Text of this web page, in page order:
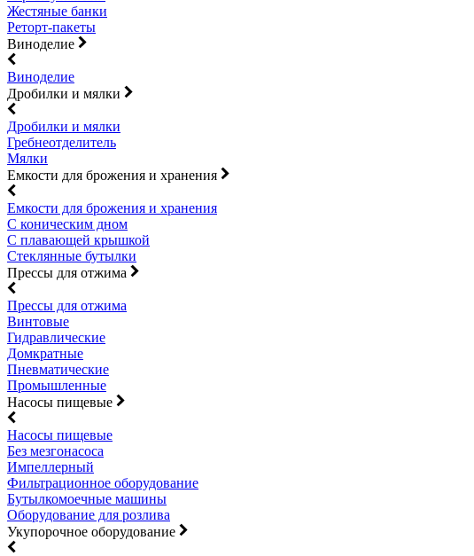
Жестяные банки
Реторт-пакеты
Виноделие
Виноделие
Дробилки и мялки
Дробилки и мялки
Гребнеотделитель
Мялки
Емкости для брожения и хранения
Емкости для брожения и хранения
С коническим дном
С плавающей крышкой
Стеклянные бутылки
Прессы для отжима
Прессы для отжима
Винтовые
Гидравлические
Домкратные
Пневматические
Промышленные
Насосы пищевые
Насосы пищевые
Без мезгонасоса
Импеллерный
Фильтрационное оборудование
Бутылкомоечные машины
Оборудование для розлива
Укупорочное оборудование